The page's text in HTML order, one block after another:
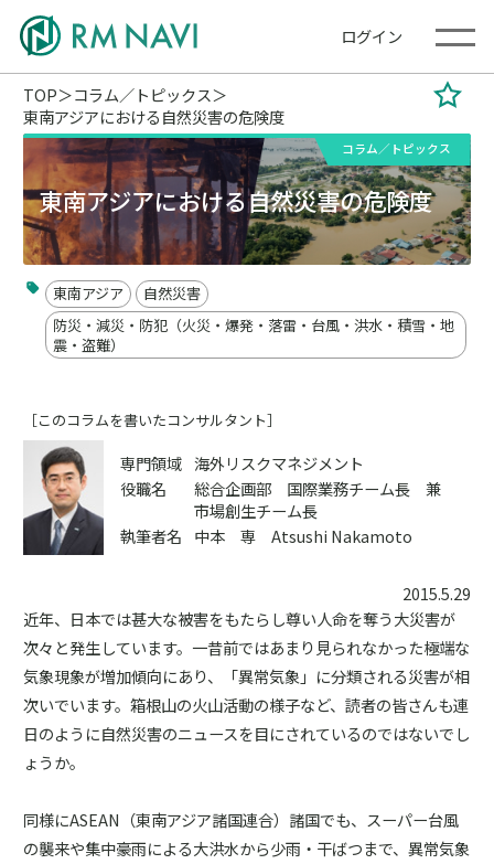
ログイン
TOP
コラム／トピックス
東南アジアにおける自然災害の危険度
コラム／トピックス
東南アジアにおける自然災害の危険度
東南アジア
自然災害
防災・減災・防犯（火災・爆発・落雷・台風・洪水・積雪・地
震・盗難）
［このコラムを書いたコンサルタント］
専門領域 海外リスクマネジメント
役職名
総合企画部 国際業務チーム長 兼
市場創生チーム長
執筆者名
中本 専 Atsushi Nakamoto
2015.5.29
近年、日本では甚大な被害をもたらし尊い人命を奪う大災害が
次々と発生しています。一昔前ではあまり見られなかった極端な
気象現象が増加傾向にあり、「異常気象」に分類される災害が相
次いでいます。箱根山の火山活動の様子など、読者の皆さんも連
日のように自然災害のニュースを目にされているのではないでし
ょうか。
同様にASEAN（東南アジア諸国連合）諸国でも、スーパー台風
の襲来や集中豪雨による大洪水から少雨・干ばつまで、異常気象